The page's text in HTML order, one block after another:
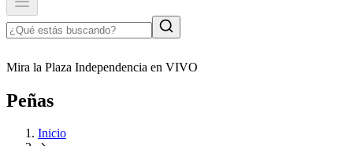
Mira la Plaza Independencia en VIVO
Peñas
Inicio